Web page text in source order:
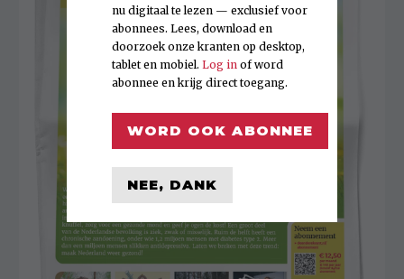
nu digitaal te lezen — exclusief voor
abonnees. Lees, download en
doorzoek onze kranten op desktop,
tablet en mobiel. Log in of word
abonnee en krijg direct toegang.
WORD OOK ABONNEE
NEE, DANK